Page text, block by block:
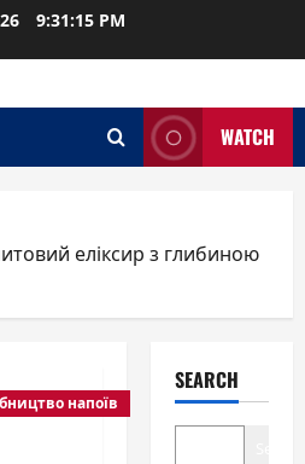
9:31:16 PM
WATCH
еліксир з глибиною
напоїв
SEARCH